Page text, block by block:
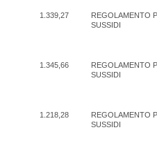
1.339,27
REGOLAMENTO
SUSSIDI
1.345,66
REGOLAMENTO
SUSSIDI
1.218,28
REGOLAMENTO
SUSSIDI